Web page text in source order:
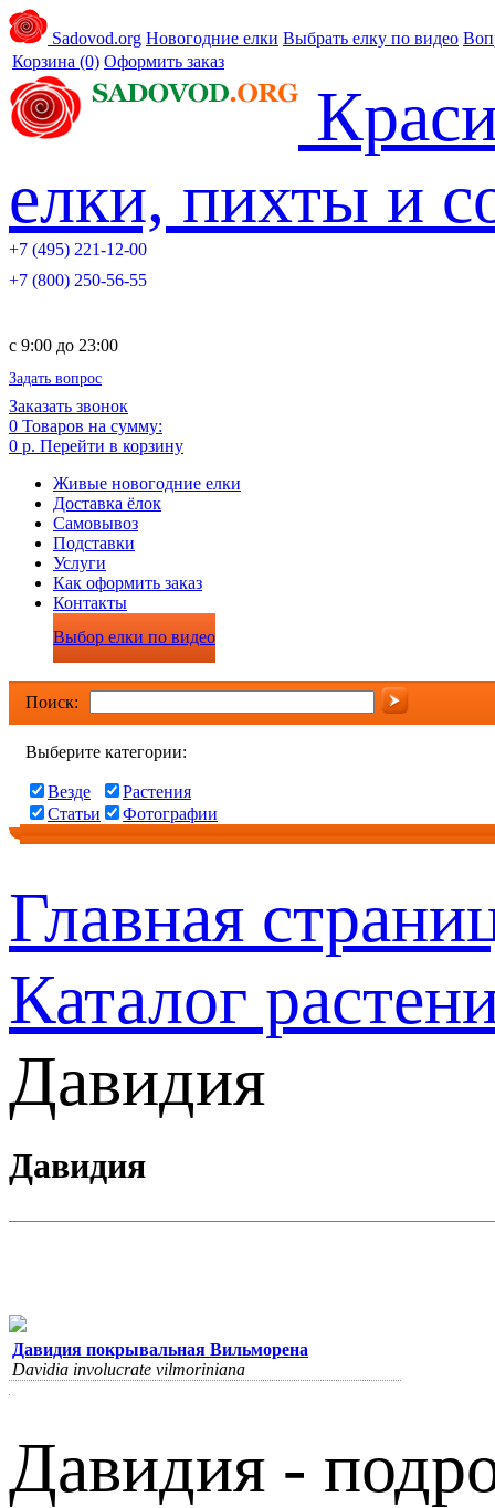
Sadovod.org Новогодние елки Выбрать елку по видео
Корзина (0) Оформить заказ
елки, пихты и
+7 (495) 221-12-00
+7 (800) 250-56-55
c 9:00 до 23:00
Задать вопрос
Заказать звонок
0 Товаров на сумму:
0 р. Перейти в корзину
Живые новогодние елки
Доставка ёлок
Самовывоз
Подставки
Услуги
Как оформить заказ
Контакты
Выбор елки по видео
Поиск:
Выберите категории:
Везде
Растения
Статьи
Фотографии
Главная
Каталог
Давидия
Давидия
Давидия покрывальная Вильморена
Davidia involucrate vilmoriniana
Давидия -